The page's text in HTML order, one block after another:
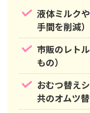
液体ミルク
手間を削減）
市販のレト
もの）
おむつ替え
共のオムツ